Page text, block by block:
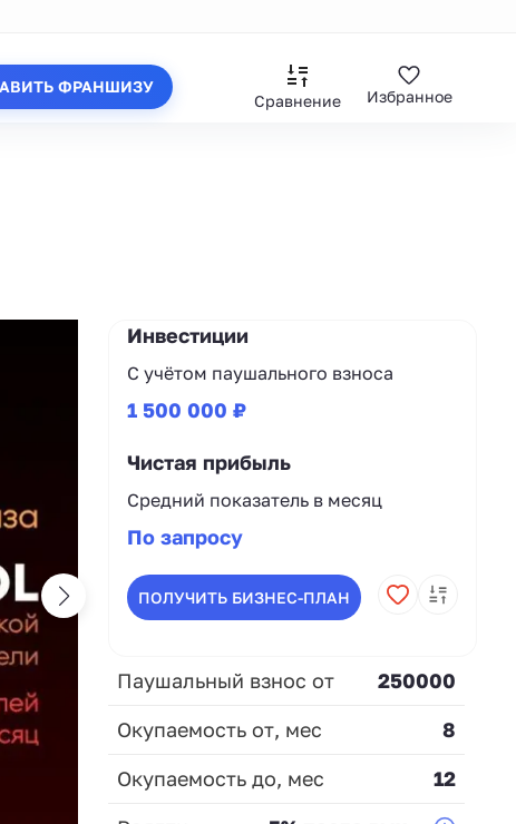
ФРАНШИЗУ
Сравнение Избранное
Инвестиции
С учётом паушального взноса
1 500 000 ₽
Чистая прибыль
Средний показатель в месяц
По запросу
ПОЛУЧИТЬ БИЗНЕС-ПЛАН
Паушальный взнос от
250000
Окупаемость от, мес
8
Окупаемость до, мес
12